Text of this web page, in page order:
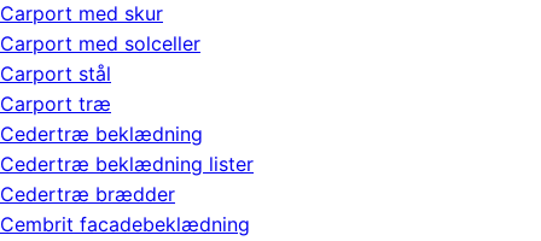
Carport med skur
Carport med solceller
Carport stål
Carport træ
Cedertræ beklædning
Cedertræ beklædning lister
Cedertræ brædder
Cembrit facadebeklædning